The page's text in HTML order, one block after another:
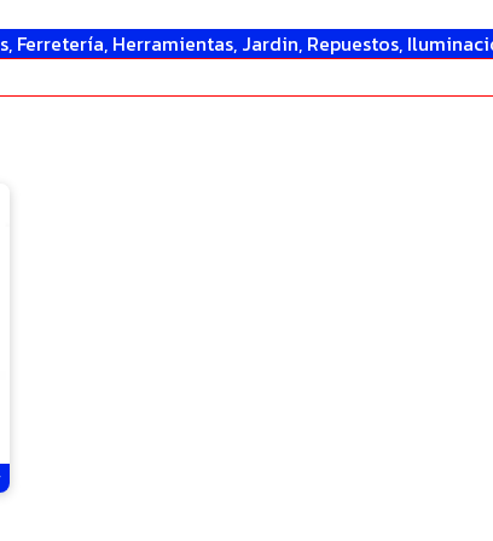
Ferretería, Herramientas, Jardin, Repuestos,